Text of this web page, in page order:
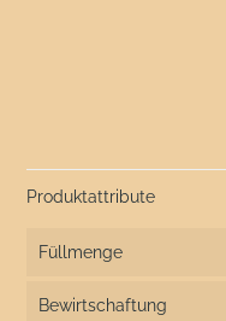
Produktattribute
Füllmenge
Bewirtschaftung